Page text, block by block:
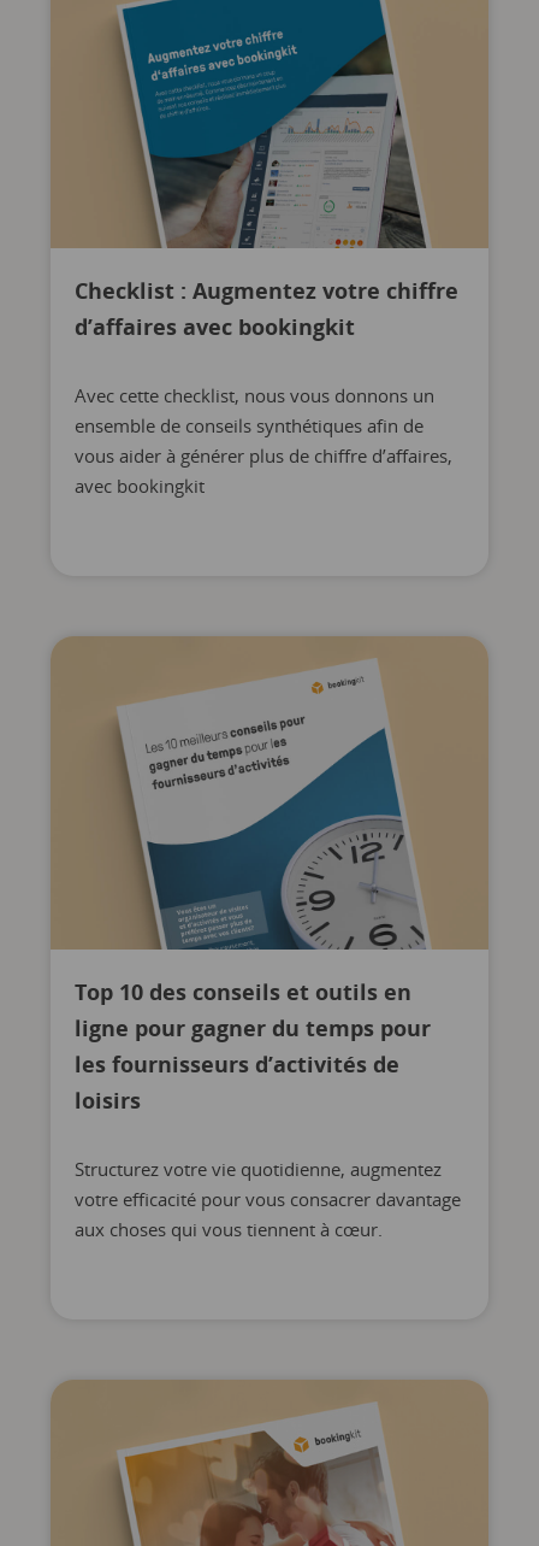
Checklist : Augmentez votre chiffre
d’affaires avec bookingkit
Avec cette checklist, nous vous donnons un
ensemble de conseils synthétiques afin de
vous aider à générer plus de chiffre d’affaires,
avec bookingkit
Top 10 des conseils et outils en
ligne pour gagner du temps pour
les fournisseurs d’activités de
loisirs
Structurez votre vie quotidienne, augmentez
votre efficacité pour vous consacrer davantage
aux choses qui vous tiennent à cœur.